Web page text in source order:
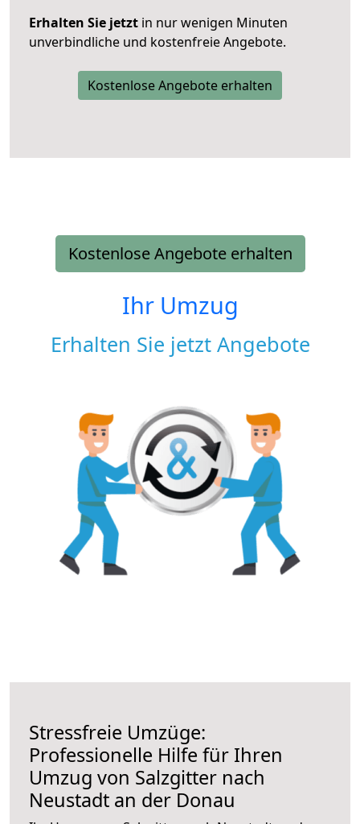
Erhalten Sie jetzt in nur wenigen Minuten
unverbindliche und kostenfreie Angebote.
Kostenlose Angebote erhalten
Kostenlose Angebote erhalten
Ihr Umzug
Erhalten Sie jetzt Angebote
Stressfreie Umzüge:
Professionelle Hilfe für Ihren
Umzug von Salzgitter nach
Neustadt an der Donau